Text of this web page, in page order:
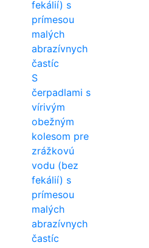
S
čerpadlami s
vírivým
obežným
kolesom pre
zrážkovú
vodu (bez
fekálií) s
prímesou
malých
abrazívnych
častíc